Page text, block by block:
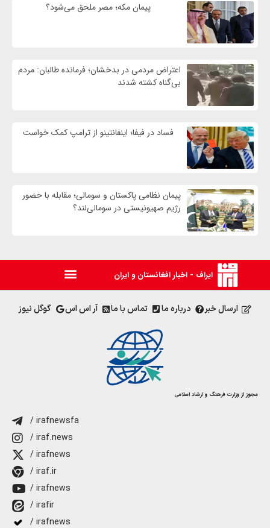
پیمان مکه؛ مصر ملحق می‌شود؟
اعتراض مردمی در بدخشان؛ فرمانده طالبان: مردم
بی‌گناه کشته شدند
فساد در فیفا؛ اینفانتینو از ترامپ کمک خواست
پیمان نظامی پاکستان و سومالی؛ مقابله با حضور
رژيم صهیونیستی در سومالی‌لند؟
ایراف - اخبار افغانستان و ایران
ارسال خبر درباره ما تماس با ما آر اس اس گوگل نیوز
مجوز از وزارت فرهنگ و ارشاد اسلامی
/ irafnewsfa
/ iraf.news
/ irafnews
/ iraf.ir
/ irafnews
/ irafir
/ irafnews